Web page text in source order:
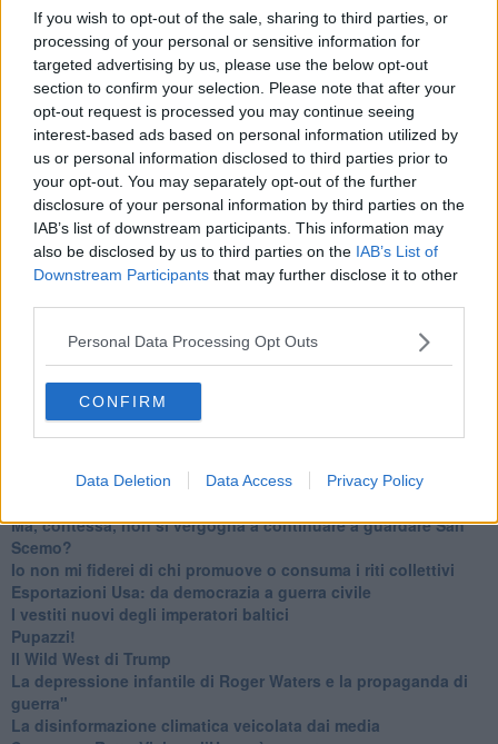
If you wish to opt-out of the sale, sharing to third parties, or
processing of your personal or sensitive information for
targeted advertising by us, please use the below opt-out
section to confirm your selection. Please note that after your
opt-out request is processed you may continue seeing
interest-based ads based on personal information utilized by
us or personal information disclosed to third parties prior to
your opt-out. You may separately opt-out of the further
disclosure of your personal information by third parties on the
IAB’s list of downstream participants. This information may
also be disclosed by us to third parties on the IAB’s List of
Downstream Participants that may further disclose it to other
Personal Data Processing Opt Outs
CONFIRM
Data Deletion Data Access Privacy Policy
Tutti morimmo a stento (3)
Tutti morimmo a stento (2)
​Tutti morimmo a stento (1)
IL CORRIDOIO BLU il resoconto del convegno
Un manuale essenziale per seguire il CORRIDOIO BLU
Il corridoio blu
​Il cronoprogramma ottimale verso il full electric sui traghetti
​I costi dell’adeguamento al cold ironing
Alcune domande da esordiente agli esperti che decidono le
sorti dell’Elba
Verso il full electric a gestione pubblica dei traghetti​
​La Scienza dei Cittadini e i Cittadini per l’Aria
Trump e le sue guerre contro i deboli e contro la terra
​Le furbate elettorali della Meloni e la testardaggine
​Date loro l’Oscar al posto del Nobel per la Pace
L'umanizzazione dell'economia e della politica
​Dopo il diluvio dei NO: un patto intergenerazionale
​Un grandioso NO ai falchi teocratici e ai loro vassalli
La religione è la cocaina dei potenti
L’italiano vero e la paura che al referendum vinca il No
​Ma, contessa, non si vergogna a continuare a guardare San
Scemo?
​Io non mi fiderei di chi promuove o consuma i riti collettivi
Esportazioni Usa: da democrazia a guerra civile
​I vestiti nuovi degli imperatori baltici
​Pupazzi!
​Il Wild West di Trump
​La depressione infantile di Roger Waters e la propaganda di
guerra"
​La disinformazione climatica veicolata dai media